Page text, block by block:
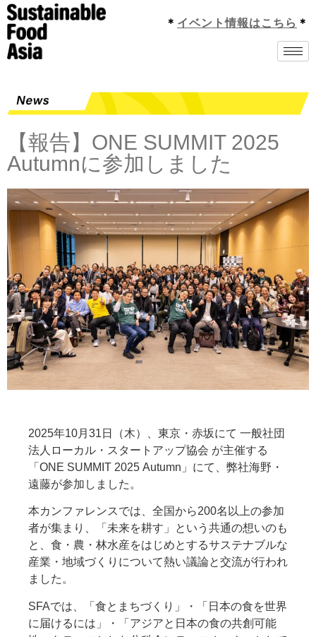
＊ イベント情報はこちら ＊
【報告】ONE SUMMIT 2025
Autumnに参加しました
2025年10月31日（木）、東京・赤坂にて 一般社団
法人ローカル・スタートアップ協会 が主催する
「ONE SUMMIT 2025 Autumn」にて、弊社海野・
遠藤が参加しました。
本カンファレンスでは、全国から200名以上の参加
者が集まり、「未来を耕す」という共通の想いのも
と、食・農・林水産をはじめとするサステナブルな
産業・地域づくりについて熱い議論と交流が行われ
ました。
SFAでは、「食とまちづくり」・「日本の食を世界
に届けるには」・「アジアと日本の食の共創可能